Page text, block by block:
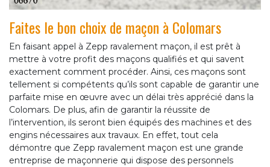
Faites le bon choix de maçon à Colomars
En faisant appel à Zepp ravalement maçon, il est prêt à
mettre à votre profit des maçons qualifiés et qui savent
exactement comment procéder. Ainsi, ces maçons sont
tellement si compétents qu’ils sont capable de garantir une
parfaite mise en œuvre avec un délai très apprécié dans la
Colomars. De plus, afin de garantir la réussite de
l’intervention, ils seront bien équipés des machines et des
engins nécessaires aux travaux. En effet, tout cela
démontre que Zepp ravalement maçon est une grande
entreprise de maçonnerie qui dispose des personnels